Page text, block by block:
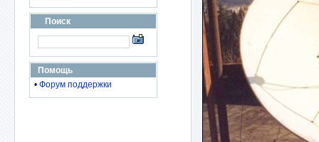
Поиск
Помощь
• Форум поддержки